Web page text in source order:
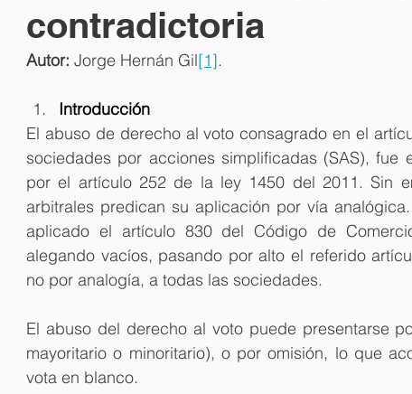
contradictoria
Autor: Jorge Hernán Gil[1].
Introducción
El abuso de derecho al voto consagrado en el
sociedades por acciones simplificadas (SAS), fue
por el artículo 252 de la ley 1450 del 2011. Sin
arbitrales predican su aplicación por vía
aplicado el artículo 830 del Código de
alegando vacíos, pasando por alto el referido
no por analogía, a todas las sociedades.
El abuso del derecho al voto puede presentarse
mayoritario o minoritario), o por omisión, lo que
vota en blanco.